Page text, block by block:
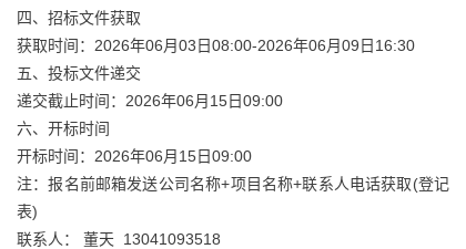
四、招标文件获取
获取时间：2026年06月03日08:00-2026年06月09日16:30
五、投标文件递交
递交截止时间：2026年06月15日09:00
六、开标时间
开标时间：2026年06月15日09:00
注：报名前邮箱发送公司名称+项目名称+联系人电话获取(登记
表)
联系人： 董天 13041093518